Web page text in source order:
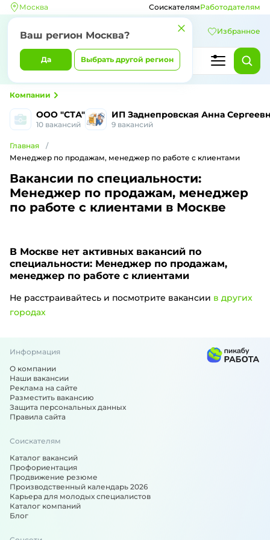
Москва
Ваш регион Москва?
Да Выбрать другой регион
СоискателямРаботодателям
Избранное
ООО "СТА"
10 вакансий
ИП Заднепровская Анна
9 вакансий
Компании
Главная
Менеджер по продажам, менеджер по работе с клиентами
Вакансии по специальности:
Менеджер по продажам, менеджер
по работе с клиентами в Москве
В Москве нет активных вакансий по
специальности: Менеджер по продажам,
менеджер по работе с клиентами
Не расстраивайтесь и посмотрите вакансии в других
городах
Вакансии по специальности: Менеджер по продажам,
Информация
О компании
Наши вакансии
Реклама на сайте
Разместить вакансию
Защита персональных данных
Правила сайта
Соискателям
Каталог вакансий
Профориентация
Продвижение резюме
Производственный календарь 2026
Карьера для молодых специалистов
Каталог компаний
Блог